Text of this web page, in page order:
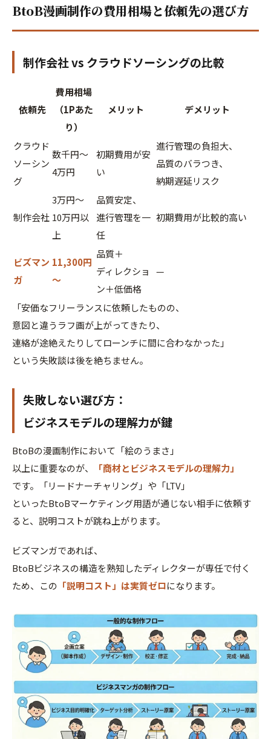
BtoB漫画制作の費用相場と依頼先の選び方
制作会社 vs クラウドソーシングの比較
依頼先
費用相場
（1Pあた
り）
メリット デメリット
クラウド
ソーシン
グ
数千円〜
4万円
初期費用が安
い
進行管理の負担大、
品質のバラつき、
納期遅延リスク
制作会社
3万円〜
10万円以
上
品質安定、
進行管理を一
任
初期費用が比較的高い
ビズマン
ガ
11,300円
〜
品質＋
ディレクショ
ン＋低価格
—
「安価なフリーランスに依頼したものの、
意図と違うラフ画が上がってきたり、
連絡が途絶えたりしてローンチに間に合わなかった」
という失敗談は後を絶ちません。
失敗しない選び方：
ビジネスモデルの理解力が鍵
BtoBの漫画制作において「絵のうまさ」
以上に重要なのが、
「商材とビジネスモデルの理解力」
です。「リードナーチャリング」や「LTV」
といったBtoBマーケティング用語が通じない相手に依頼す
ると、説明コストが跳ね上がります。
ビズマンガであれば、
BtoBビジネスの構造を熟知したディレクターが専任で付く
ため、この 「説明コスト」は実質ゼロになります。